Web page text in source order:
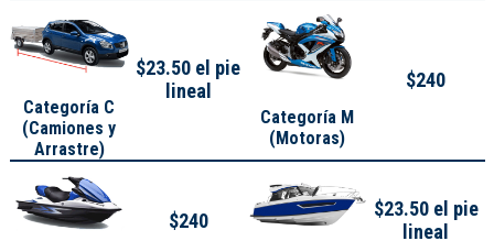
Categoría C
(Camiones y
Arrastre)
$23.50 el pie
lineal
Categoría M
(Motoras)
$240
$240
$23.50 el pie
lineal